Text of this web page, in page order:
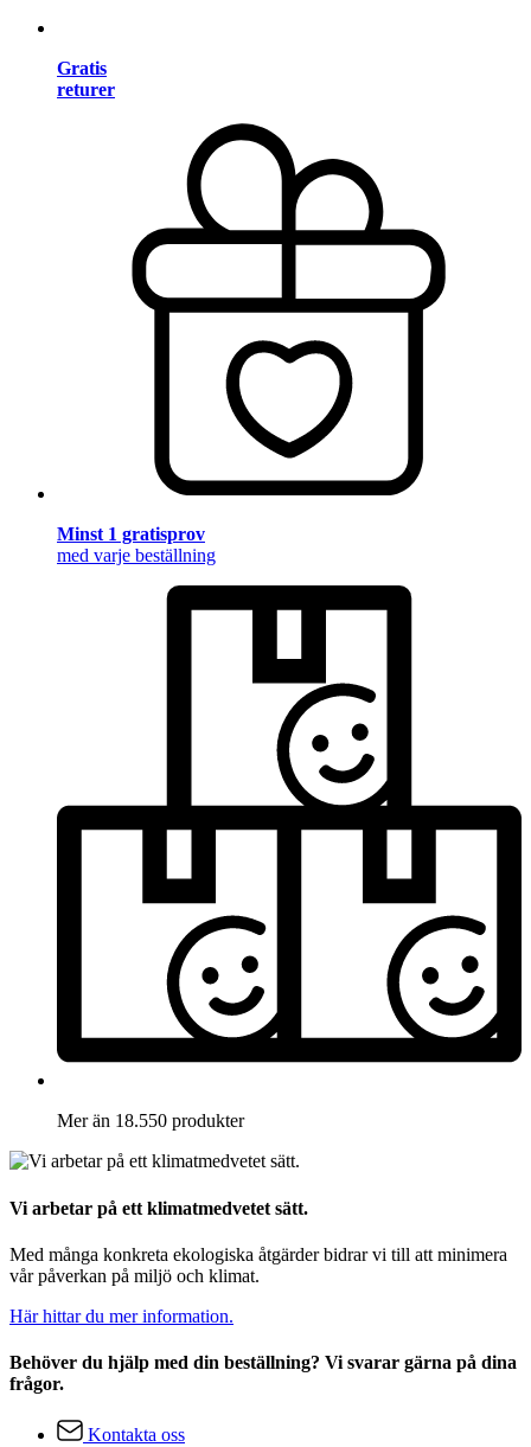
Gratis
returer
Minst 1 gratisprov
med varje beställning
Mer än 18.550 produkter
Vi arbetar på ett klimatmedvetet sätt.
Med många konkreta ekologiska åtgärder bidrar vi till att minimera
vår påverkan på miljö och klimat.
Här hittar du mer information.
Behöver du hjälp med din beställning? Vi svarar gärna på dina
frågor.
Kontakta oss